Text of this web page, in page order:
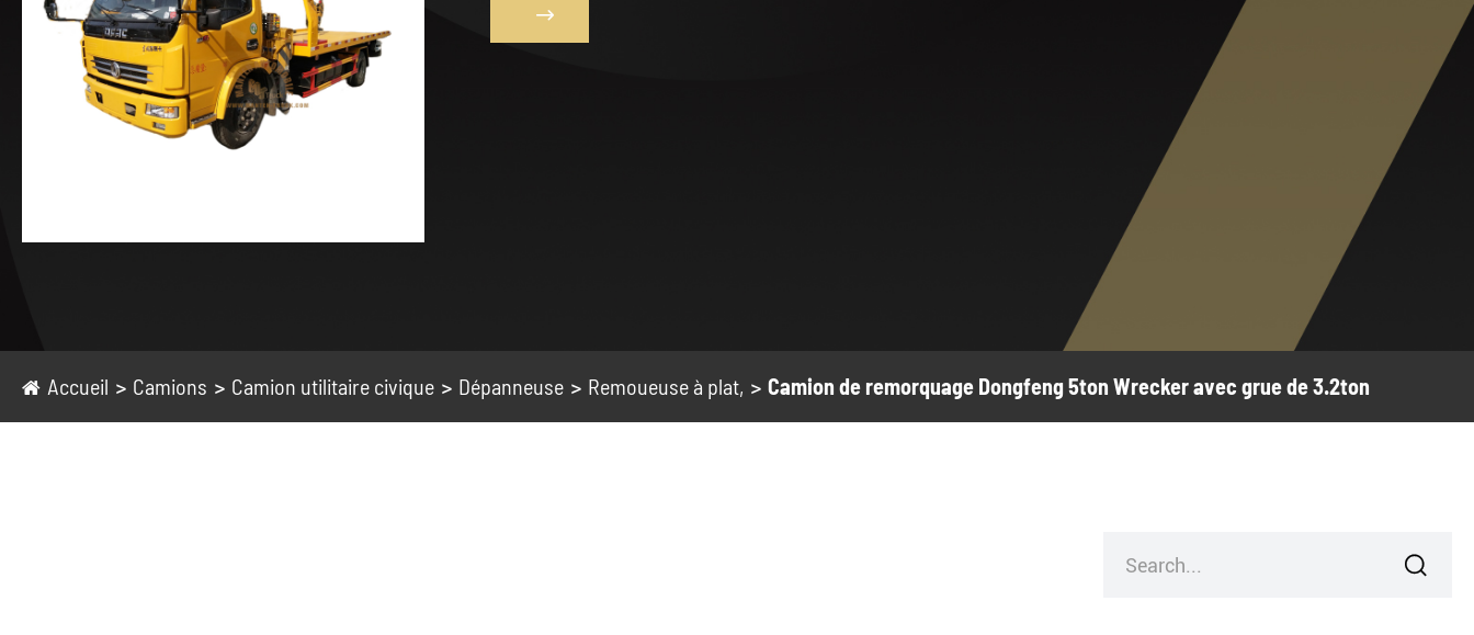

Accueil Camions Camion utilitaire civique Dépanneuse Remoueuse à plat, Camion de remorquage Dongfeng 5ton Wrecker avec grue de 3.2ton
